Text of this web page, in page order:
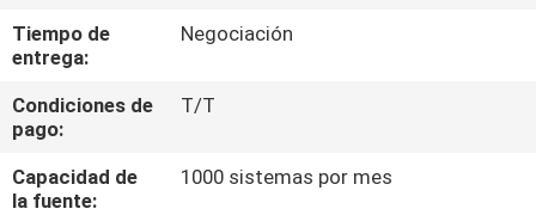
ÉNTRENOS
EN
CONTACTO
CON
Tiempo de
entrega:
Negociación
Condiciones de
pago:
T/T
Capacidad de
la fuente:
1000 sistemas por mes